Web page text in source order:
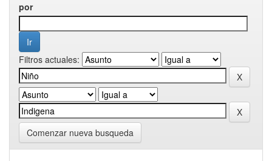
por
Filtros actuales:
Comenzar nueva busqueda